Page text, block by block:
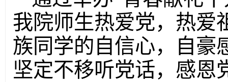
我院师生热爱党，热爱
族同学的自信心，自豪
坚定不移听党话，感恩